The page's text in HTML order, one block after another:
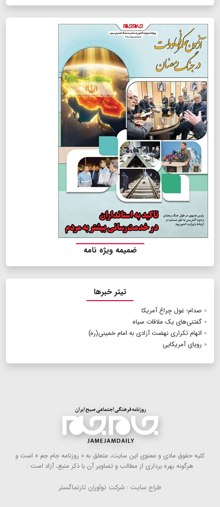
ضمیمه ویژه نامه
تیتر خبرها
صدام؛ غول چراغ آمریکا
گفتنی‌های یک ملاقات سیاه
اتهام تکراری نهضت آزادی به امام خمینی(ره)
رویای آمریکایی
كلیه حقوق مادی و معنوی این سایت، متعلق به « روزنامه جام جم » است و
هرگونه بهره ‌برداری از مطالب و تصاویر آن با ذكر منبع، آزاد است .
طراح سایت : شرکت نوآوران تارنماگستر